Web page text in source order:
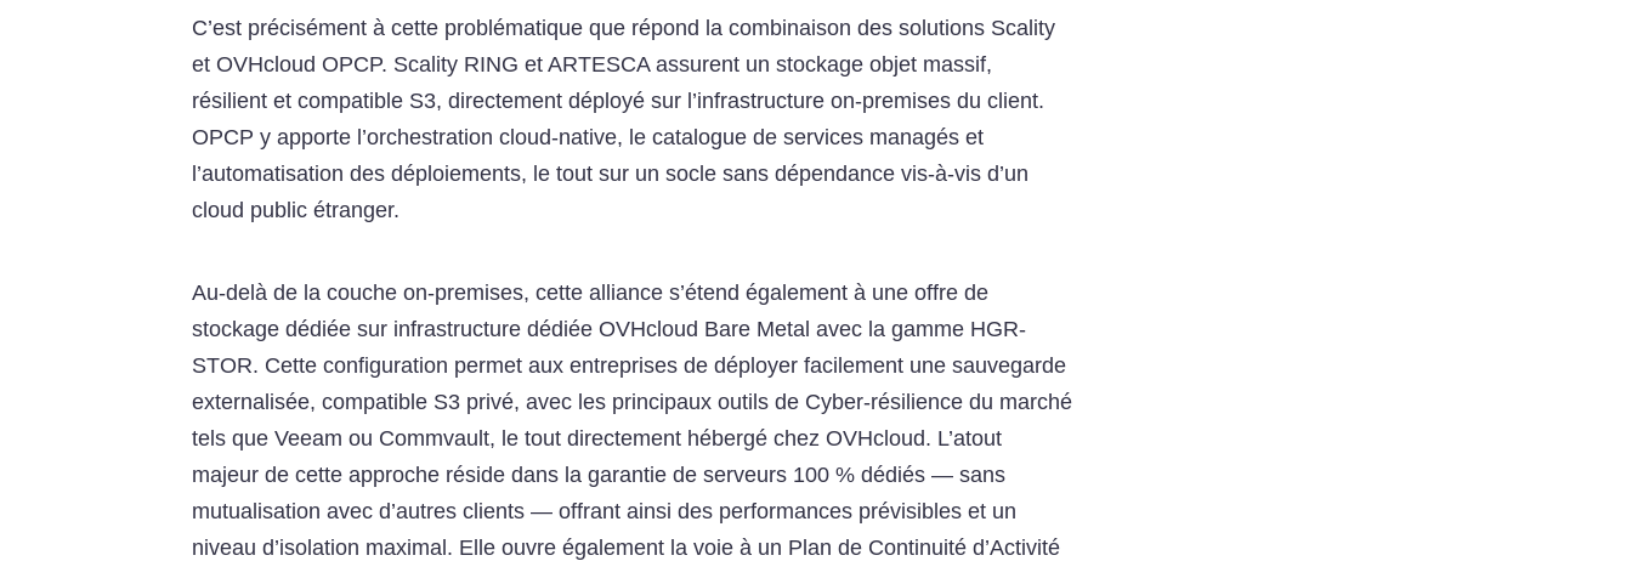
C’est précisément à cette problématique que répond la combinaison des solutions Scality
et OVHcloud OPCP. Scality RING et ARTESCA assurent un stockage objet massif,
résilient et compatible S3, directement déployé sur l’infrastructure on-premises du client.
OPCP y apporte l’orchestration cloud-native, le catalogue de services managés et
l’automatisation des déploiements, le tout sur un socle sans dépendance vis-à-vis d’un
cloud public étranger.
Au-delà de la couche on-premises, cette alliance s’étend également à une offre de
stockage dédiée sur infrastructure dédiée OVHcloud Bare Metal avec la gamme HGR-
STOR. Cette configuration permet aux entreprises de déployer facilement une sauvegarde
externalisée, compatible S3 privé, avec les principaux outils de Cyber-résilience du marché
tels que Veeam ou Commvault, le tout directement hébergé chez OVHcloud. L’atout
majeur de cette approche réside dans la garantie de serveurs 100 % dédiés — sans
mutualisation avec d’autres clients — offrant ainsi des performances prévisibles et un
niveau d’isolation maximal. Elle ouvre également la voie à un Plan de Continuité d’Activité